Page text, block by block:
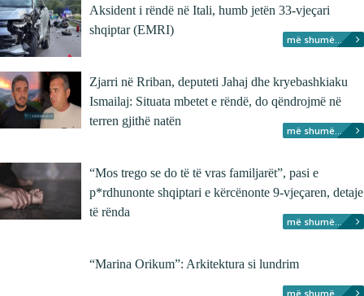
Aksident i rëndë në Itali, humb jetën 33-vjeçari
shqiptar (EMRI)
më shumë...
Zjarri në Rriban, deputeti Jahaj dhe kryebashkiaku
Ismailaj: Situata mbetet e rëndë, do qëndrojmë në
terren gjithë natën
më shumë...
“Mos trego se do të të vras familjarët”, pasi e
p*rdhunonte shqiptari e kërcënonte 9-vjeçaren, detaje
të rënda
më shumë...
“Marina Orikum”: Arkitektura si lundrim
më shumë...